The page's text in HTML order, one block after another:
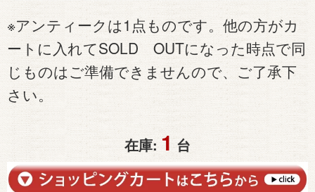
※アンティークは1点ものです。他の方がカ
ートに入れてSOLD OUTになった時点で同
じものはご準備できませんので、ご了承下
さい。
在庫: 1 台